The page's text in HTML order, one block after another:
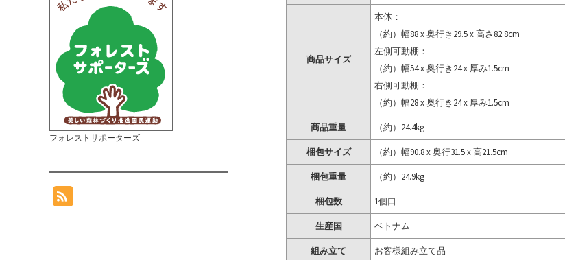
商品サイズ
本体：
（約）幅88 x 奥行き29.5 x 高さ82.8cm
左側可動棚：
（約）幅54 x 奥行き24 x 厚み1.5cm
右側可動棚：
（約）幅28 x 奥行き24 x 厚み1.5cm
商品重量 （約）24.4kg
梱包サイズ （約）幅90.8 x 奥行31.5 x 高21.5cm
梱包重量 （約）24.9kg
梱包数 1個口
生産国 ベトナム
組み立て お客様組み立て品
フォレストサポーターズ